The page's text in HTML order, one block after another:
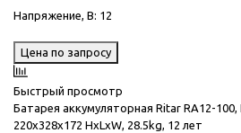
Напряжение, В: 12
Цена по запросу
Быстрый просмотр
Батарея аккумуляторная Ritar RA12-100,
220x328x172 HxLxW, 28.5kg, 12 лет